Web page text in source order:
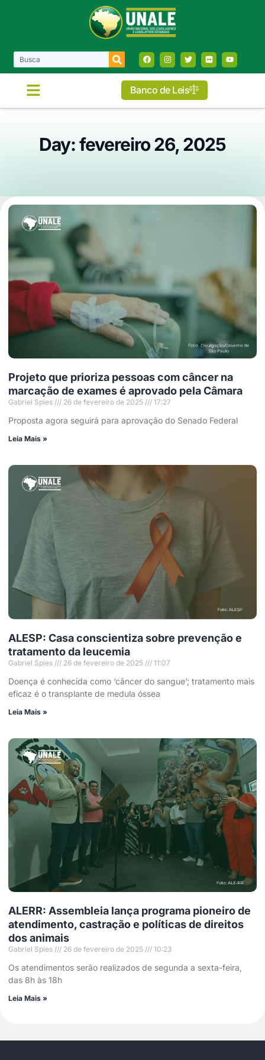
Banco de Leis
Day: fevereiro 26, 2025
Projeto que prioriza pessoas com câncer na
marcação de exames é aprovado pela Câmara
Gabriel Spies 26 de fevereiro de 2025 17:27
Proposta agora seguirá para aprovação do Senado Federal
Leia Mais »
ALESP: Casa conscientiza sobre prevenção e
tratamento da leucemia
Gabriel Spies 26 de fevereiro de 2025 11:07
Doença é conhecida como ‘câncer do sangue’; tratamento mais
eficaz é o transplante de medula óssea
Leia Mais »
ALERR: Assembleia lança programa pioneiro de
atendimento, castração e políticas de direitos
dos animais
Gabriel Spies 26 de fevereiro de 2025 10:23
Os atendimentos serão realizados de segunda a sexta-feira,
das 8h às 18h
Leia Mais »